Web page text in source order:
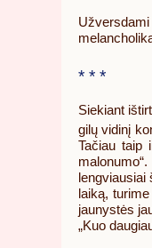
* * *
Siekiant
gilų vidinį
Tačiau taip
laiką,
jaunystės
„Kuo